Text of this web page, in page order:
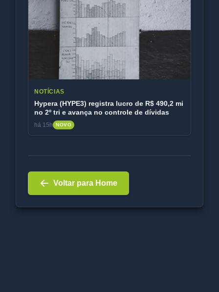
NOTÍCIAS
Hypera (HYPE3) registra lucro de R$ 490,2 mi
no 2º tri e avança no controle de dívidas
há 15h NOVO
Voltar para Home